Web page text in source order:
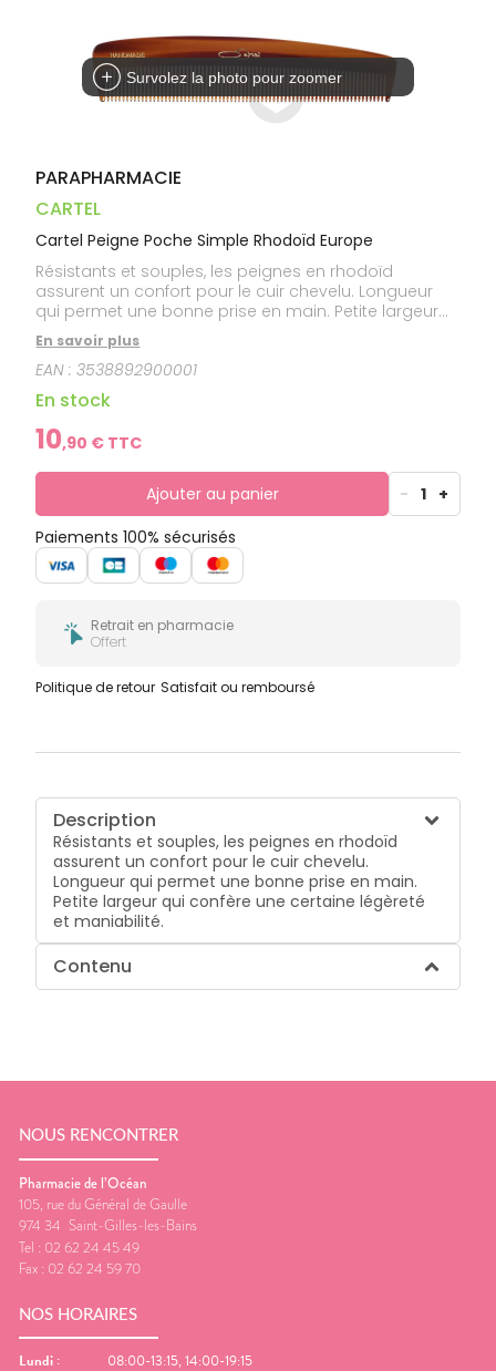
Dispositifs
médicaux
Cheveux
Corps
Homme
DE GARDE
DE SANTÉ
Survolez la photo pour zoomer
PARAPHARMACIE
CARTEL
Cartel Peigne Poche Simple Rhodoïd Europe
Résistants et souples, les peignes en rhodoïd
assurent un confort pour le cuir chevelu. Longueur
qui permet une bonne prise en main. Petite largeur
qui confère une certaine légèreté et maniabilité.
En savoir plus
EAN :3538892900001
En stock
10,90 € TTC
Ajouter au panier - 1 +
Paiements 100% sécurisés
Retrait en pharmacie
Offert
Politique de retour Satisfait ou remboursé
Description
Résistants et souples, les peignes en rhodoïd
assurent un confort pour le cuir chevelu.
Longueur qui permet une bonne prise en main.
Petite largeur qui confère une certaine légèreté
et maniabilité.
Contenu
NOUS RENCONTRER
Pharmacie de l’Océan
105, rue du Général de Gaulle
974 34 Saint-Gilles-les-Bains
Tel : 02 62 24 45 49
Fax : 02 62 24 59 70
NOS HORAIRES
Lundi :
08:00-13:15, 14:00-19:15